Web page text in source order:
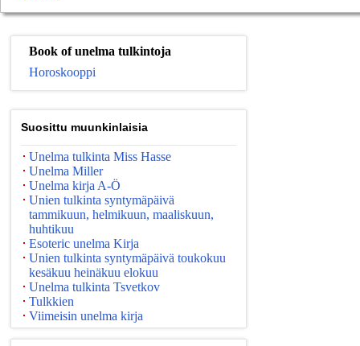
Book of unelma tulkintoja
Horoskooppi
Suosittu muunkinlaisia
Unelma tulkinta Miss Hasse
Unelma Miller
Unelma kirja A-Ö
Unien tulkinta syntymäpäivä
tammikuun, helmikuun, maaliskuun,
huhtikuu
Esoteric unelma Kirja
Unien tulkinta syntymäpäivä toukokuu
kesäkuu heinäkuu elokuu
Unelma tulkinta Tsvetkov
Tulkkien
Viimeisin unelma kirja